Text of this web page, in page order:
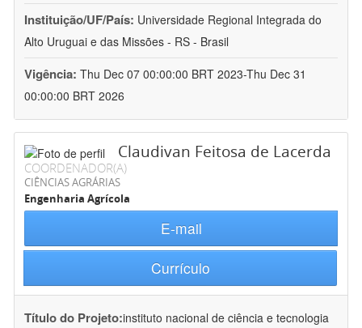
Instituição/UF/País: Universidade Regional Integrada do
Alto Uruguai e das Missões - RS - Brasil
Vigência: Thu Dec 07 00:00:00 BRT 2023-Thu Dec 31
00:00:00 BRT 2026
Claudivan Feitosa de Lacerda
COORDENADOR(A)
CIÊNCIAS AGRÁRIAS
Engenharia Agrícola
E-mail
Currículo
Título do Projeto:instituto nacional de ciência e tecnologia